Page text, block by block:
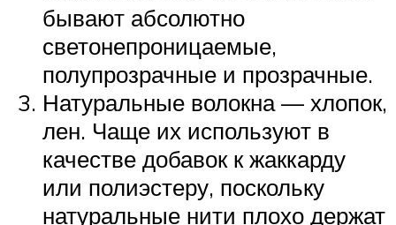
бывают абсолютно
светонепроницаемые,
полупрозрачные и прозрачные.
Натуральные волокна — хлопок,
лен. Чаще их используют в
качестве добавок к жаккарду
или полиэстеру, поскольку
натуральные нити плохо держат